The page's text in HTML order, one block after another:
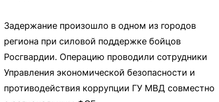
Задержание произошло в одном из городов
региона при силовой поддержке бойцов
Росгвардии. Операцию проводили сотрудники
Управления экономической безопасности и
противодействия коррупции ГУ МВД совместно